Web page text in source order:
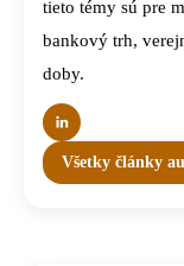
tieto témy sú pre
bankový trh,
doby.
Všetky články